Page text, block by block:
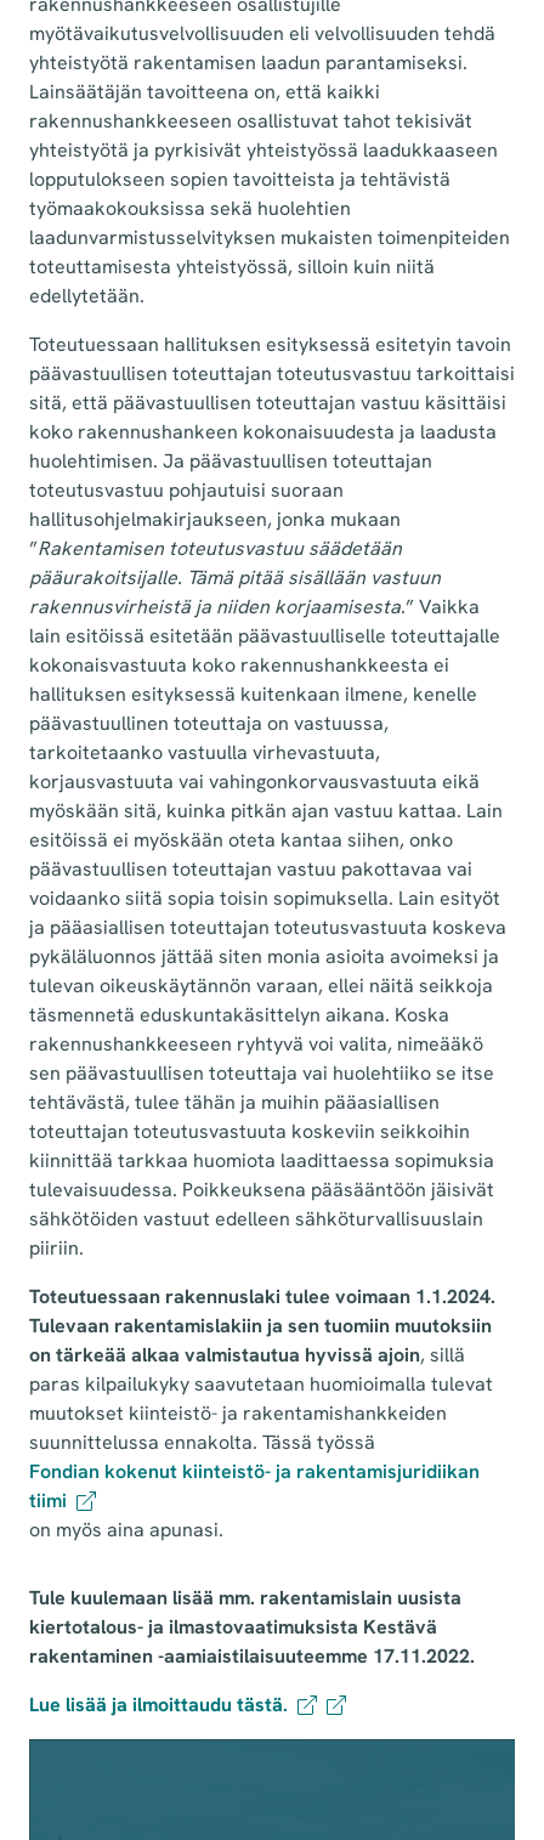
myötävaikutusvelvollisuuden eli velvollisuuden tehdä
yhteistyötä rakentamisen laadun parantamiseksi.
Lainsäätäjän tavoitteena on, että kaikki
rakennushankkeeseen osallistuvat tahot tekisivät
yhteistyötä ja pyrkisivät yhteistyössä laadukkaaseen
lopputulokseen sopien tavoitteista ja tehtävistä
työmaakokouksissa sekä huolehtien
laadunvarmistusselvityksen mukaisten toimenpiteiden
toteuttamisesta yhteistyössä, silloin kuin niitä
edellytetään.
Toteutuessaan hallituksen esityksessä esitetyin tavoin
päävastuullisen toteuttajan toteutusvastuu tarkoittaisi
sitä, että päävastuullisen toteuttajan vastuu käsittäisi
koko rakennushankeen kokonaisuudesta ja laadusta
huolehtimisen. Ja päävastuullisen toteuttajan
toteutusvastuu pohjautuisi suoraan
hallitusohjelmakirjaukseen, jonka mukaan
”Rakentamisen toteutusvastuu säädetään
pääurakoitsijalle. Tämä pitää sisällään vastuun
rakennusvirheistä ja niiden korjaamisesta.” Vaikka
lain esitöissä esitetään päävastuulliselle toteuttajalle
kokonaisvastuuta koko rakennushankkeesta ei
hallituksen esityksessä kuitenkaan ilmene, kenelle
päävastuullinen toteuttaja on vastuussa,
tarkoitetaanko vastuulla virhevastuuta,
korjausvastuuta vai vahingonkorvausvastuuta eikä
myöskään sitä, kuinka pitkän ajan vastuu kattaa. Lain
esitöissä ei myöskään oteta kantaa siihen, onko
päävastuullisen toteuttajan vastuu pakottavaa vai
voidaanko siitä sopia toisin sopimuksella. Lain esityöt
ja pääasiallisen toteuttajan toteutusvastuuta koskeva
pykäläluonnos jättää siten monia asioita avoimeksi ja
tulevan oikeuskäytännön varaan, ellei näitä seikkoja
täsmennetä eduskuntakäsittelyn aikana. Koska
rakennushankkeeseen ryhtyvä voi valita, nimeääkö
sen päävastuullisen toteuttaja vai huolehtiiko se itse
tehtävästä, tulee tähän ja muihin pääasiallisen
toteuttajan toteutusvastuuta koskeviin seikkoihin
kiinnittää tarkkaa huomiota laadittaessa sopimuksia
tulevaisuudessa. Poikkeuksena pääsääntöön jäisivät
sähkötöiden vastuut edelleen sähköturvallisuuslain
piiriin.
Toteutuessaan rakennuslaki tulee voimaan 1.1.2024.
Tulevaan rakentamislakiin ja sen tuomiin muutoksiin
on tärkeää alkaa valmistautua hyvissä ajoin, sillä
paras kilpailukyky saavutetaan huomioimalla tulevat
muutokset kiinteistö- ja rakentamishankkeiden
suunnittelussa ennakolta. Tässä työssä
Fondian kokenut kiinteistö- ja rakentamisjuridiikan
tiimi
on myös aina apunasi.
Tule kuulemaan lisää mm. rakentamislain uusista
kiertotalous- ja ilmastovaatimuksista Kestävä
rakentaminen -aamiaistilaisuuteemme 17.11.2022.
Lue lisää ja ilmoittaudu tästä.